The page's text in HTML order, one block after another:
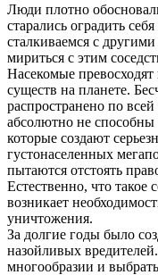
Люди плотно
старались оградить
сталкиваемся с
мириться с этим
Насекомые
существ на планете.
распространено по
абсолютно не способны
которые создают
густонаселенных
пытаются отстоять
Естественно, что такое
возникает
уничтожения.
За долгие годы было
назойливых
многообразии и